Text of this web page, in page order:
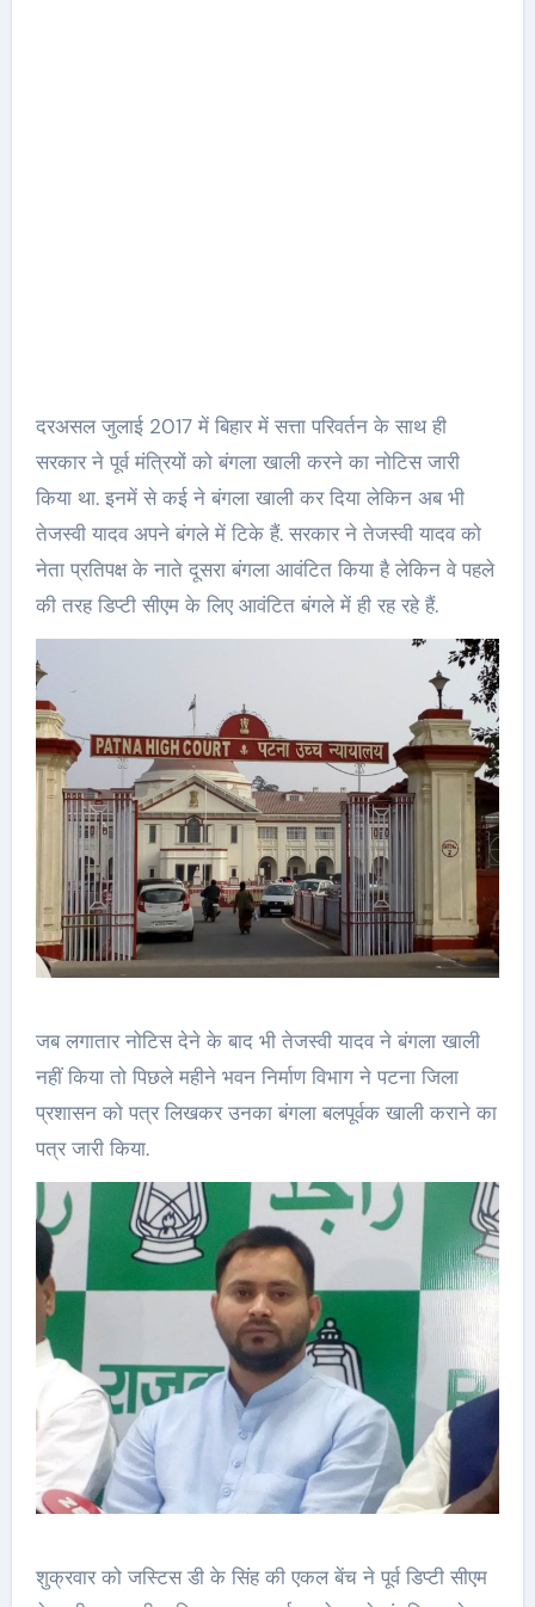
दरअसल जुलाई 2017 में बिहार में सत्ता परिवर्तन के साथ ही
सरकार ने पूर्व मंत्रियों को बंगला खाली करने का नोटिस जारी
किया था. इनमें से कई ने बंगला खाली कर दिया लेकिन अब भी
तेजस्वी यादव अपने बंगले में टिके हैं. सरकार ने तेजस्वी यादव को
नेता प्रतिपक्ष के नाते दूसरा बंगला आवंटित किया है लेकिन वे पहले
की तरह डिप्टी सीएम के लिए आवंटित बंगले में ही रह रहे हैं.
जब लगातार नोटिस देने के बाद भी तेजस्‍वी यादव ने बंगला खाली
नहीं किया तो पिछले महीने भवन निर्माण विभाग ने पटना जिला
प्रशासन को पत्र लिखकर उनका बंगला बलपूर्वक खाली कराने का
पत्र जारी किया.
शुक्रवार को जस्टिस डी के सिंह की एकल बेंच ने पूर्व डिप्टी सीएम